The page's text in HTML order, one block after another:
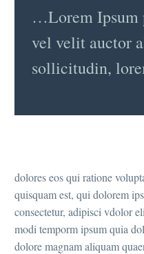
…Lorem Ipsum
vel velit auctor
sollicitudin,
dolores eos qui ratione
quisquam est, qui dolorem
consectetur, adipisci vdolor
modi temporm ipsum quia
dolore magnam aliquam